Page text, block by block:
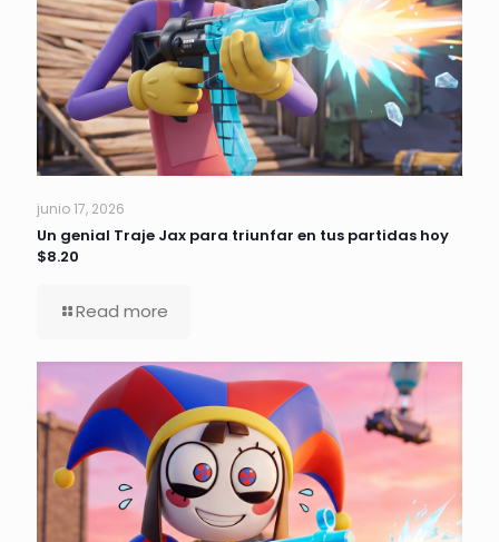
junio 17, 2026
Un genial Traje Jax para triunfar en tus partidas hoy
$8.20
Read more